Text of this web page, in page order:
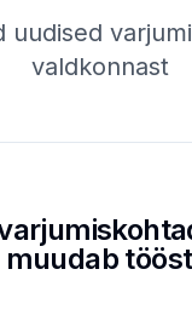
uudised
valdkonnast